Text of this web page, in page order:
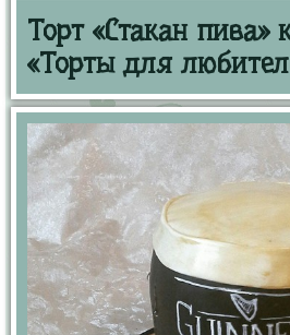
Торт «Стакан пива»
«Торты для